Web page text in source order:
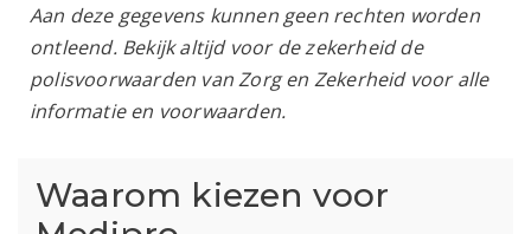
Aan deze gegevens kunnen geen rechten worden
ontleend. Bekijk altijd voor de zekerheid de
polisvoorwaarden van Zorg en Zekerheid voor alle
informatie en voorwaarden.
Waarom kiezen voor